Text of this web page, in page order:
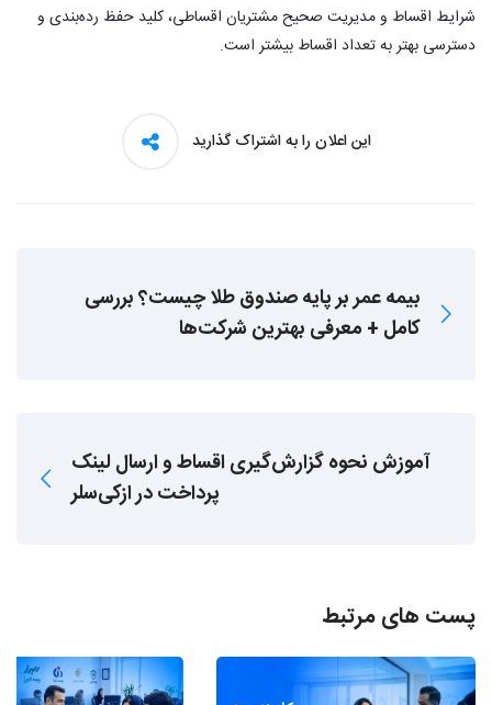
شرایط اقساط و مدیریت صحیح مشتریان اقساطی، کلید حفظ رده‌بندی و
دسترسی بهتر به تعداد اقساط بیشتر است.
این اعلان را به اشتراک گذارید
بیمه عمر بر پایه صندوق طلا چیست؟ بررسی
کامل + معرفی بهترین شرکت‌ها
آموزش نحوه گزارش‌گیری اقساط و ارسال لینک
پرداخت در ازکی‌سلر
پست های مرتبط